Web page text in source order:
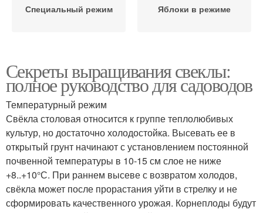
Специальный режим Яблоки в режиме
Секреты выращивания свеклы:
полное руководство для садоводов
Температурный режим
Свёкла столовая относится к группе теплолюбивых
культур, но достаточно холодостойка. Высевать ее в
открытый грунт начинают с установлением постоянной
почвенной температуры в 10-15 см слое не ниже
+8..+10°С. При раннем высеве с возвратом холодов,
свёкла может после прорастания уйти в стрелку и не
сформировать качественного урожая. Корнеплоды будут